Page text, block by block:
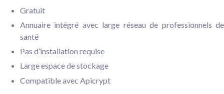
Gratuit
Annuaire intégré avec large réseau de professionnels de
santé
Pas d’installation requise
Large espace de stockage
Compatible avec Apicrypt